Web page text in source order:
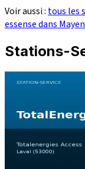
Voir aussi : tous les
essense dans
Stations-